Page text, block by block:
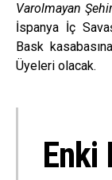
Varolmayan Şehir
İspanya İç
Bask
Üyeleri olacak.
Enki